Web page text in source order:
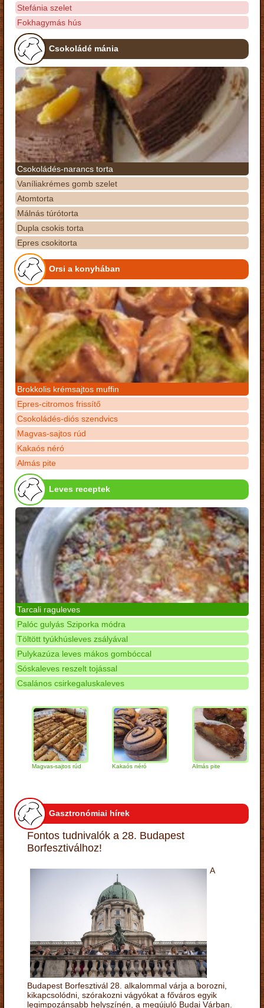
Stefánia szelet
Fokhagymás hús
Csokoládé mánia
Csokoládés-narancs torta
Vaníliakrémes gomb szelet
Atomtorta
Málnás túrótorta
Dupla csokis torta
Epres csokitorta
Orsi a konyhában
Brokkolis krémsajtos muffin
Epres-citromos frissítő
Csokoládés-diós szendvics
Magvas-sajtos rúd
Kakaós néró
Almás pite
Leves receptek
Tarcali raguleves
Palóc gulyás Sziporka módra
Töltött tyúkhúsleves zsályával
Pulykazúza leves mákos gombóccal
Sóskaleves reszelt tojással
Csalános csirkegaluskaleves
Magvas-sajtos rúd Kakaós néró Almás pite
Gasztronómiai hírek
Fontos tudnivalók a 28. Budapest
Borfesztiválhoz!
A
Budapest Borfesztivál 28. alkalommal várja a borozni,
kikapcsolódni, szórakozni vágyókat a főváros egyik
legimpozánsabb helyszínén, a megújuló Budai Várban.